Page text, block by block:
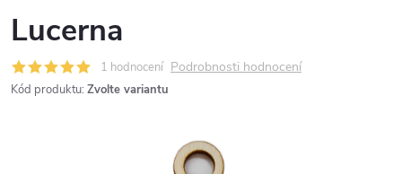
Lucerna
1 hodnocení Podrobnosti hodnocení
Kód produktu: Zvolte variantu